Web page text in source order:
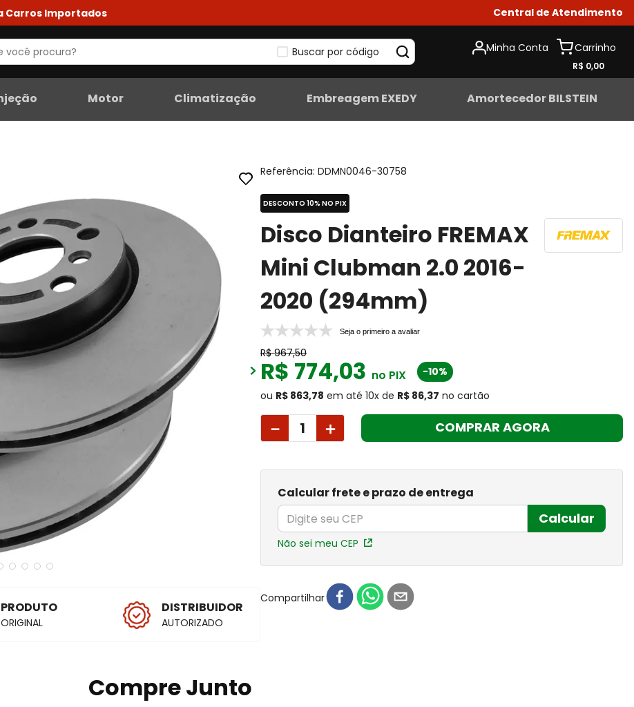
Carros Importados Central de Atendimento
Buscar por código Minha Conta
R$ 0,00
Motor Climatização Embreagem EXEDY Amortecedor BILSTEIN
PRODUTO
ORIGINAL
DISTRIBUIDOR
AUTORIZADO
Referência:DDMN0046-30758
DESCONTO 10% NO PIX
Disco Dianteiro FREMAX
Mini Clubman 2.0 2016-
2020 (294mm)
Seja o primeiro a avaliar
R$ 967,50
R$ 774,03 no PIX
-10%
ou R$ 863,78 em até 10x de R$ 86,37 no cartão
＋
－ COMPRAR AGORA
Calcular frete e prazo de entrega
Calcular
Não sei meu CEP
Compartilhar
Compre Junto